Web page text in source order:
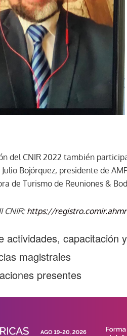
del CNIR 2022 también
Bojórquez, presidente de
de Turismo de Reuniones &
CNIR:https://
actividades, capacitación
magistrales
presentes